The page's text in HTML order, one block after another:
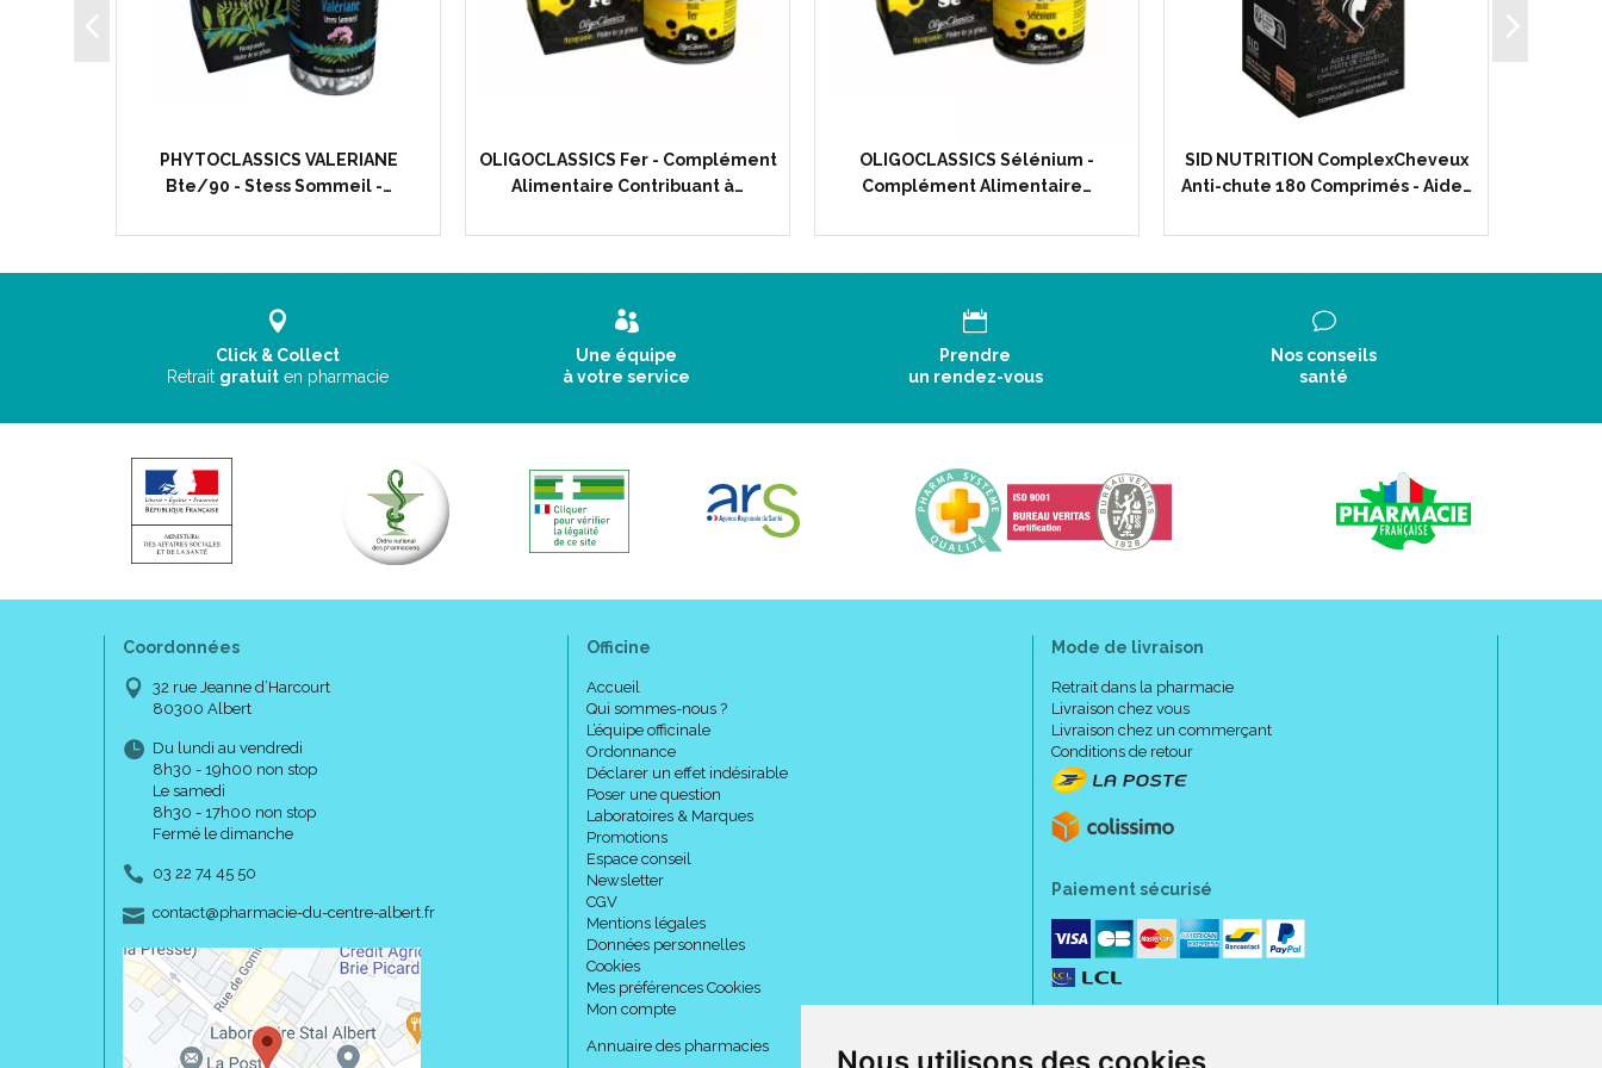
Code ACL : 6148525
Code EAN : 3401561485256
PHYTOCLASSICS VALERIANE
Bte/90 - Stess Sommeil -…
OLIGOCLASSICS Fer - Complément
Alimentaire Contribuant à…
OLIGOCLASSICS Sélénium -
Complément Alimentaire…
SID NUTRITION ComplexCheveux
Anti-chute 180 Comprimés - Aide…
Click & Collect
Retrait gratuit en pharmacie
Une équipe
à votre service
Prendre
un rendez-vous
Nos conseils
santé
Coordonnées
32 rue Jeanne d’Harcourt
80300 Albert
Du lundi au vendredi
8h30 - 19h00 non stop
Le samedi
8h30 - 17h00 non stop
Fermé le dimanche
03 22 74 45 50
contact-
@-
pharmacie-du-centre-albert.fr
Officine
Accueil
Qui sommes-nous ?
L’équipe officinale
Ordonnance
Déclarer un effet indésirable
Poser une question
Laboratoires & Marques
Promotions
Espace conseil
Newsletter
CGV
Mentions légales
Données personnelles
Cookies
Mes préférences Cookies
Mon compte
Annuaire des pharmacies
Mode de livraison
Retrait dans la pharmacie
Livraison chez vous
Livraison chez un commerçant
Conditions de retour
Paiement sécurisé